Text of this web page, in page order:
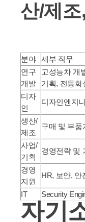
산/제
분야
세부 직무
연구
개발
고성능차 개
기획, 전동화
디자
인
디자인엔지
생산/
제조
구매 및 부품
사업/
기획
경영전략 및
경영
지원
HR, 보안, 안
IT Security
자기